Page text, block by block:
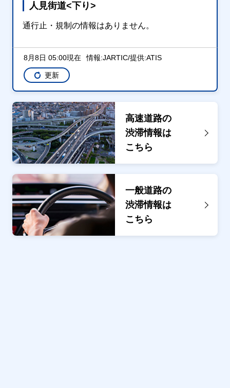
人見街道<下り>
通行止・規制の情報はありません。
8月8日 05:00現在 情報:JARTIC/提供:ATIS
更新
高速道路の
渋滞情報は
こちら
一般道路の
渋滞情報は
こちら